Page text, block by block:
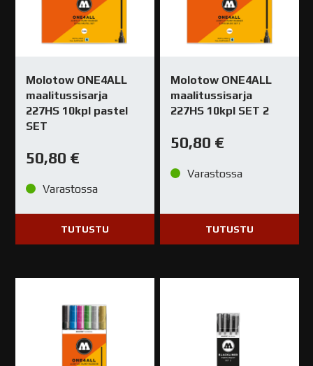
Molotow ONE4ALL
maalitussisarja
227HS 10kpl pastel
SET
50,80 €
Varastossa
TUTUSTU
Molotow ONE4ALL
maalitussisarja
227HS 10kpl SET 2
50,80 €
Varastossa
TUTUSTU